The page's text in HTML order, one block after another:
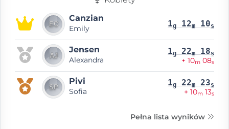
Canzian
Emily 1g 12m 10s
Jensen
Alexandra
1g 22m 18s
+ 10m 08s
Pivi
Sofia
1g 22m 23s
+ 10m 13s
Pełna lista wyników